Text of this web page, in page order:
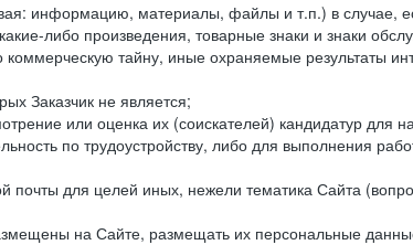
информацию, материалы, файлы и т.п.) в случае,
либо произведения, товарные знаки и знаки
тайну, иные охраняемые результаты
Заказчик не является;
или оценка их (соискателей) кандидатур для
по трудоустройству, либо для выполнения
для целей иных, нежели тематика Сайта
на Сайте, размещать их персональные